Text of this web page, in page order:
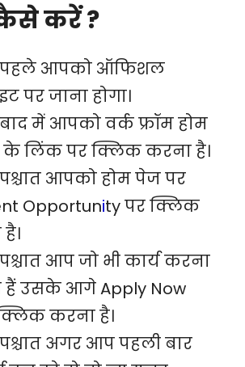
करें ?
आपको ऑफिशल
पर जाना होगा।
में आपको वर्क फ्रॉम होम
के लिंक पर क्लिक करना है।
आपको होम पेज पर
Opportunity पर क्लिक
आप जो भी कार्य करना
हैं उसके आगे Apply Now
करना है।
अगर आप पहली बार